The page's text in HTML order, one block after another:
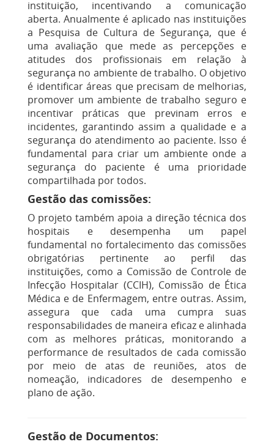
instituição, incentivando a comunicação
aberta. Anualmente é aplicado nas instituições
a Pesquisa de Cultura de Segurança, que é
uma avaliação que mede as percepções e
atitudes dos profissionais em relação à
segurança no ambiente de trabalho. O objetivo
é identificar áreas que precisam de melhorias,
promover um ambiente de trabalho seguro e
incentivar práticas que previnam erros e
incidentes, garantindo assim a qualidade e a
segurança do atendimento ao paciente. Isso é
fundamental para criar um ambiente onde a
segurança do paciente é uma prioridade
compartilhada por todos​.
Gestão das comissões:
O projeto também apoia a direção técnica dos
hospitais e desempenha um papel
fundamental no fortalecimento das comissões
obrigatórias pertinente ao perfil das
instituições, como a Comissão de Controle de
Infecção Hospitalar (CCIH), Comissão de Ética
Médica e de Enfermagem, entre outras. Assim,
assegura que cada uma cumpra suas
responsabilidades de maneira eficaz e alinhada
com as melhores práticas, monitorando a
performance de resultados de cada comissão
por meio de atas de reuniões, atos de
nomeação, indicadores de desempenho e
plano de ação.
Gestão de Documentos: